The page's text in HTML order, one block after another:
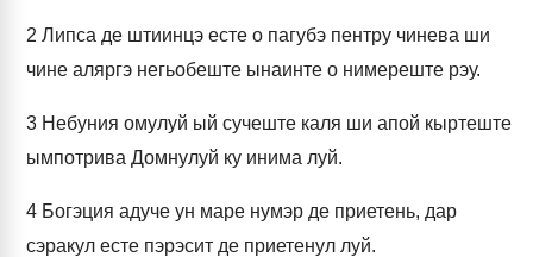
2 Липса де штиинцэ есте о пагубэ пентру чинева ши
чине аляргэ негьобеште ынаинте о нимереште рэу.
3 Небуния омулуй ый сучеште каля ши апой кыртеште
ымпотрива Домнулуй ку инима луй.
4 Богэция адуче ун маре нумэр де приетень, дар
сэракул есте пэрэсит де приетенул луй.